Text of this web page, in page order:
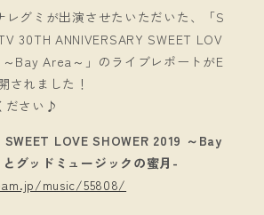
レグミが出演させたいただいた、「S
30TH ANNIVERSARY SWEET LOV
～Bay Area～」のライブレポートがE
されました！
ださい♪
LOVE SHOWER 2019 ～Bay
グッドミュージックの蜜月-
music/55808/